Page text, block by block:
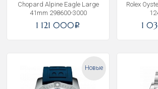
Chopard Alpine Eagle Large
41mm 298600-3000
1 121 000i
Rolex
1
Новые